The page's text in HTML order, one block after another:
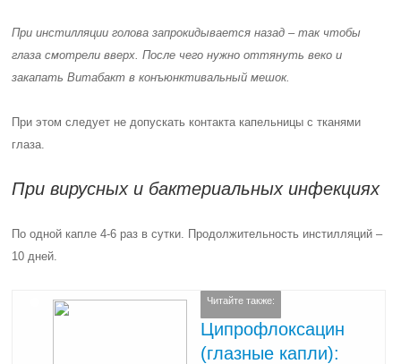
При инстилляции голова запрокидывается назад – так чтобы
глаза смотрели вверх. После чего нужно оттянуть веко и
закапать Витабакт в конъюнктивальный мешок.
При этом следует не допускать контакта капельницы с тканями
глаза.
При вирусных и бактериальных инфекциях
По одной капле 4-6 раз в сутки. Продолжительность инстилляций –
10 дней.
Читайте также:
Ципрофлоксацин
(глазные капли):